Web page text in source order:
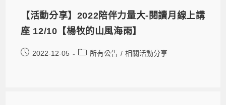
【活動分享】2022陪伴力量大-閱讀月線上講
座 12/10【楊牧的山風海雨】
2022-12-05 所有公告 / 相關活動分享